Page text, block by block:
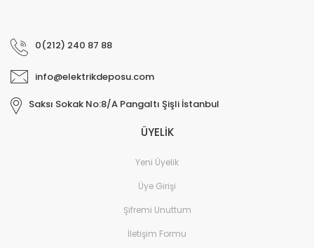
0(212) 240 87 88
info@elektrikdeposu.com
Saksı Sokak No:8/A Pangaltı Şişli İstanbul
ÜYELİK
Yeni Üyelik
Üye Girişi
Şifremi Unuttum
İletişim Formu